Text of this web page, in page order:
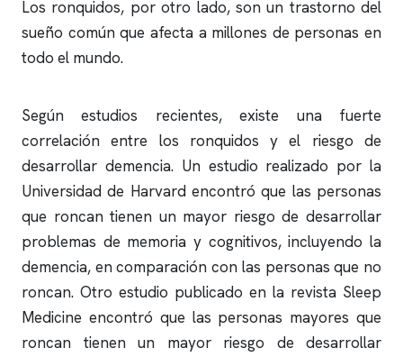
Los ronquidos, por otro lado, son un trastorno del
sueño común que afecta a millones de personas en
todo el mundo.
Según estudios recientes, existe una fuerte
correlación entre los ronquidos y el riesgo de
desarrollar demencia. Un estudio realizado por la
Universidad de Harvard encontró que las personas
que roncan tienen un mayor riesgo de desarrollar
problemas de memoria y cognitivos, incluyendo la
demencia, en comparación con las personas que no
roncan. Otro estudio publicado en la revista Sleep
Medicine encontró que las personas mayores que
roncan tienen un mayor riesgo de desarrollar